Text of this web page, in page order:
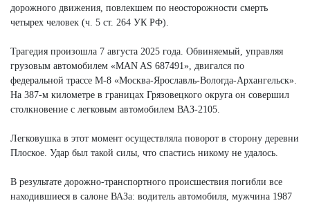
дорожного движения, повлекшем по неосторожности смерть
четырех человек (ч. 5 ст. 264 УК РФ).
Трагедия произошла 7 августа 2025 года. Обвиняемый, управляя
грузовым автомобилем «MAN AS 687491», двигался по
федеральной трассе М-8 «Москва-Ярославль-Вологда-Архангельск».
На 387-м километре в границах Грязовецкого округа он совершил
столкновение с легковым автомобилем ВАЗ-2105.
Легковушка в этот момент осуществляла поворот в сторону деревни
Плоское. Удар был такой силы, что спастись никому не удалось.
В результате дорожно-транспортного происшествия погибли все
находившиеся в салоне ВАЗа: водитель автомобиля, мужчина 1987